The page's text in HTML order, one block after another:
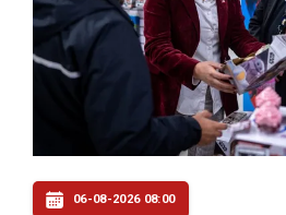
06-08-2026 08:00